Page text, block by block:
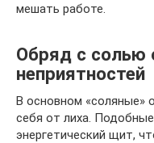
мешать работе.
Обряд с солью
неприятностей
В основном «соляные»
себя от лиха.
энергетический щит,